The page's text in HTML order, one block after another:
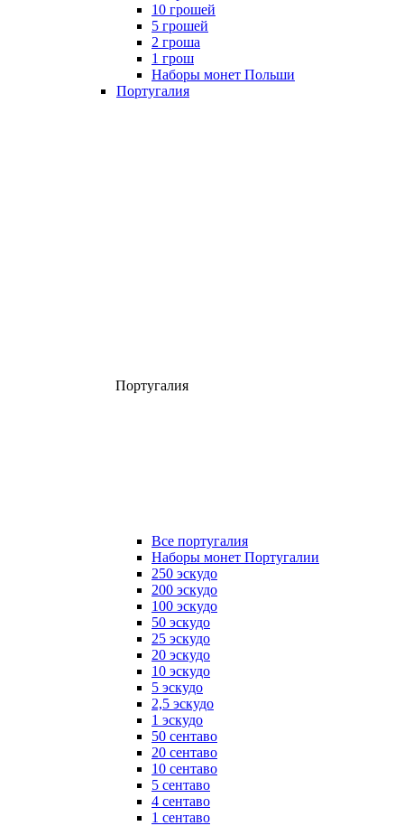
10 грошей
5 грошей
2 гроша
1 грош
Наборы монет Польши
Португалия
Португалия
Все португалия
Наборы монет Португалии
250 эскудо
200 эскудо
100 эскудо
50 эскудо
25 эскудо
20 эскудо
10 эскудо
5 эскудо
2,5 эскудо
1 эскудо
50 сентаво
20 сентаво
10 сентаво
5 сентаво
4 сентаво
1 сентаво